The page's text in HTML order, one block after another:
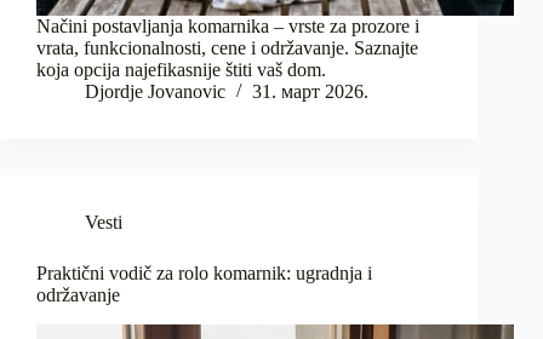
Načini postavljanja komarnika – vrste za prozore i
vrata, funkcionalnosti, cene i održavanje. Saznajte
koja opcija najefikasnije štiti vaš dom.
Djordje Jovanovic
31. март 2026.
Vesti
Praktični vodič za rolo komarnik: ugradnja i
održavanje